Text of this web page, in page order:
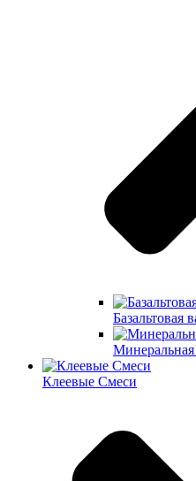
Базальтовая
Минеральная
Клеевые Смеси